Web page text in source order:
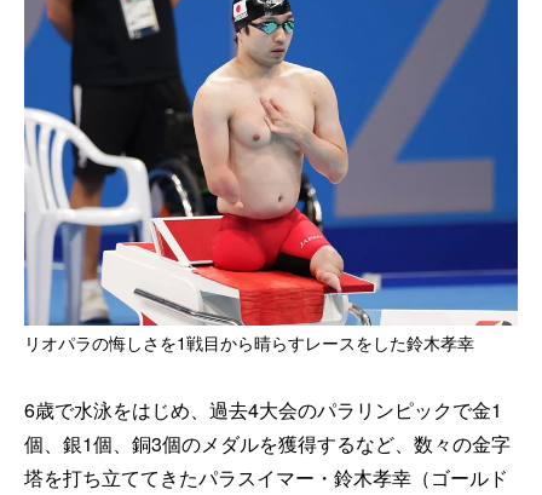
リオパラの悔しさを1戦目から晴らすレースをした鈴木孝幸
6歳で水泳をはじめ、過去4大会のパラリンピックで金1
個、銀1個、銅3個のメダルを獲得するなど、数々の金字
塔を打ち立ててきたパラスイマー・鈴木孝幸（ゴールド